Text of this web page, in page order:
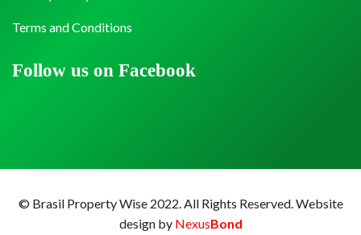
Follow us on Facebook
Terms and Conditions
© Brasil Property Wise 2022. All Rights Reserved.Website
design by NexusBond